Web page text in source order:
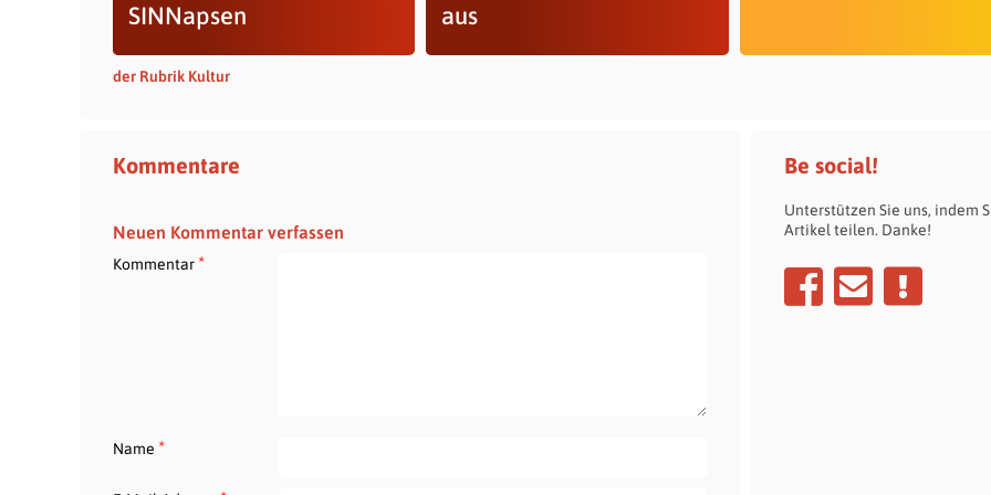
SINNapsen
aus
der Rubrik Kultur
Kommentare
Neuen Kommentar verfassen
Kommentar*
Name *
Be social!
Unterstützen Sie uns, indem
Artikel teilen. Danke!